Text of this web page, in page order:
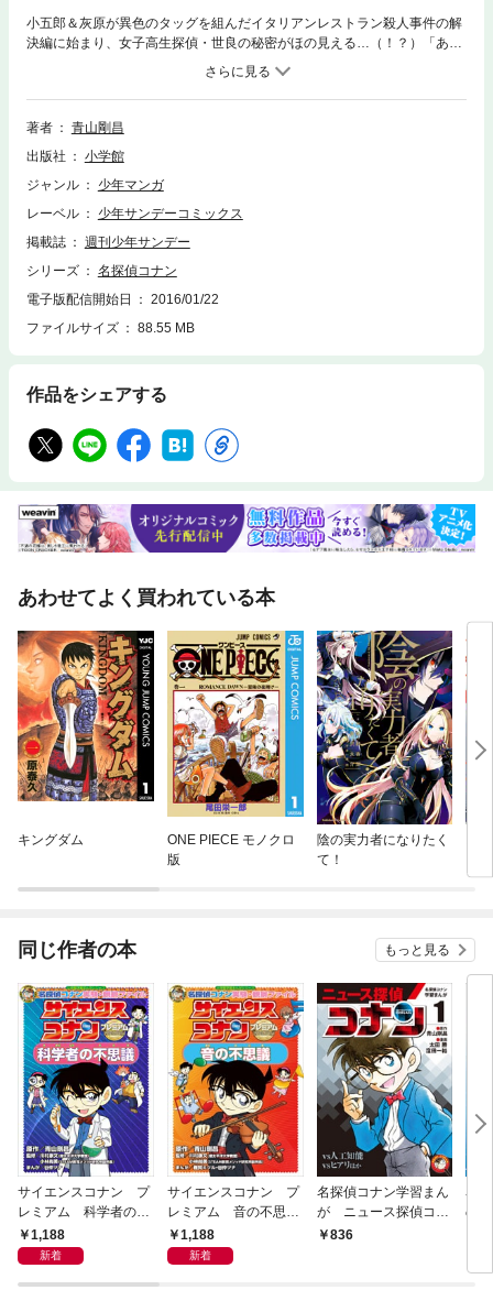
小五郎＆灰原が異色のタッグを組んだイタリアンレストラン殺人事件の解
決編に始まり、女子高生探偵・世良の秘密がほの見える…（！？）「あの
ラーメン屋」での新たな事件。そして、平次とコナンに襲い掛かる、「ゾ
ンビ」の群れ…！死者がよみがえり凶行におよぶ…恐怖の事件が開幕！謎
という深い霧に、推理の白刃を走らせ、解決を手繰り寄せられるか！？推
理コミックの最高峰、88巻も「コナン」は見逃せない！
著者
青山剛昌
出版社
小学館
ジャンル
少年マンガ
レーベル
少年サンデーコミックス
掲載誌
週刊少年サンデー
シリーズ
名探偵コナン
電子版配信開始日
2016/01/22
ファイルサイズ
88.55 MB
作品をシェアする
あわせてよく買われている本
キングダム
ONE PIECE モノクロ
版
陰の実力者になりたく
て！
同じ作者の本 もっと見る
サイエンスコナン プ
レミアム 科学者の不
思議 ～名探偵コナン
実験・観察ファイル～
1,188
新着
サイエンスコナン プ
レミアム 音の不思
議 ～名探偵コナン実
験・観察ファイル～
1,188
新着
名探偵コナン学習まん
が ニュース探偵コナ
ン１～人工知能ｖｓコ
836
名
の